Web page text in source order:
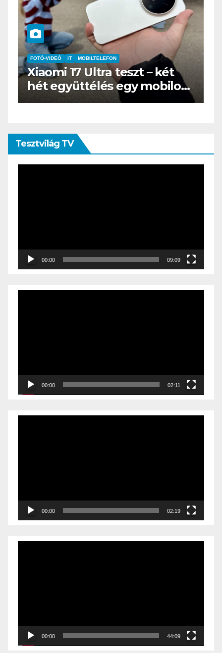
FOTÓ-VIDEÓ IT MOBILTELEFON
Xiaomi 17 Ultra teszt – két
hét együttélés egy mobilos
„fényképezőgéppel”
Tesztvilág TV
00:00 09:09
00:00 02:11
00:00 02:19
00:00 44:09